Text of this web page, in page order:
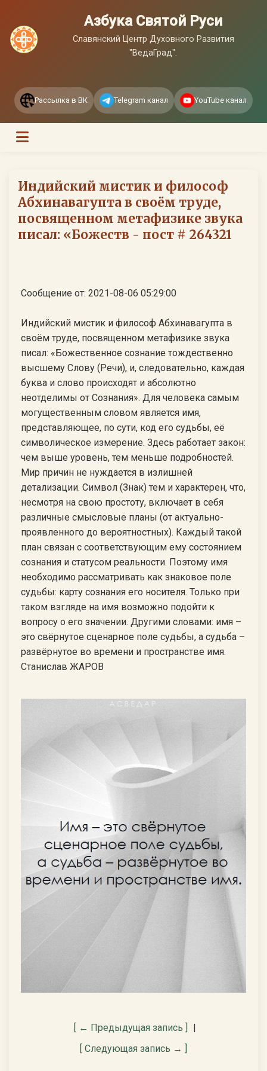
Азбука Святой Руси
Славянский Центр Духовного Развития
"ВедаГрад".
Рассылка в ВК Telegram канал YouTube канал
Индийский мистик и философ
Абхинавагупта в своём труде,
посвященном метафизике звука
писал: «Божеств - пост # 264321
Сообщение от: 2021-08-06 05:29:00
Индийский мистик и философ Абхинавагупта в
своём труде, посвященном метафизике звука
писал: «Божественное сознание тождественно
высшему Слову (Речи), и, следовательно, каждая
буква и слово происходят и абсолютно
неотделимы от Сознания». Для человека самым
могущественным словом является имя,
представляющее, по сути, код его судьбы, её
символическое измерение. Здесь работает закон:
чем выше уровень, тем меньше подробностей.
Мир причин не нуждается в излишней
детализации. Символ (Знак) тем и характерен, что,
несмотря на свою простоту, включает в себя
различные смысловые планы (от актуально-
проявленного до вероятностных). Каждый такой
план связан с соответствующим ему состоянием
сознания и статусом реальности. Поэтому имя
необходимо рассматривать как знаковое поле
судьбы: карту сознания его носителя. Только при
таком взгляде на имя возможно подойти к
вопросу о его значении. Другими словами: имя –
это свёрнутое сценарное поле судьбы, а судьба –
развёрнутое во времени и пространстве имя.
Станислав ЖАРОВ
[ ← Предыдущая запись ]
|
[ Следующая запись → ]